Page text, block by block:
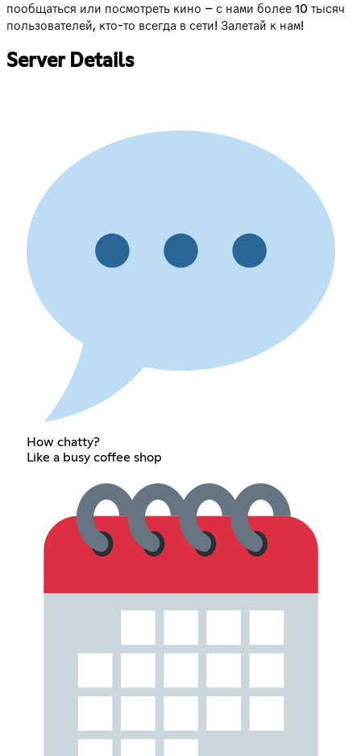
пообщаться или посмотреть кино – с нами более 10 тысяч
пользователей, кто-то всегда в сети! Залетай к нам!
Server Details
How chatty?
Like a busy coffee shop